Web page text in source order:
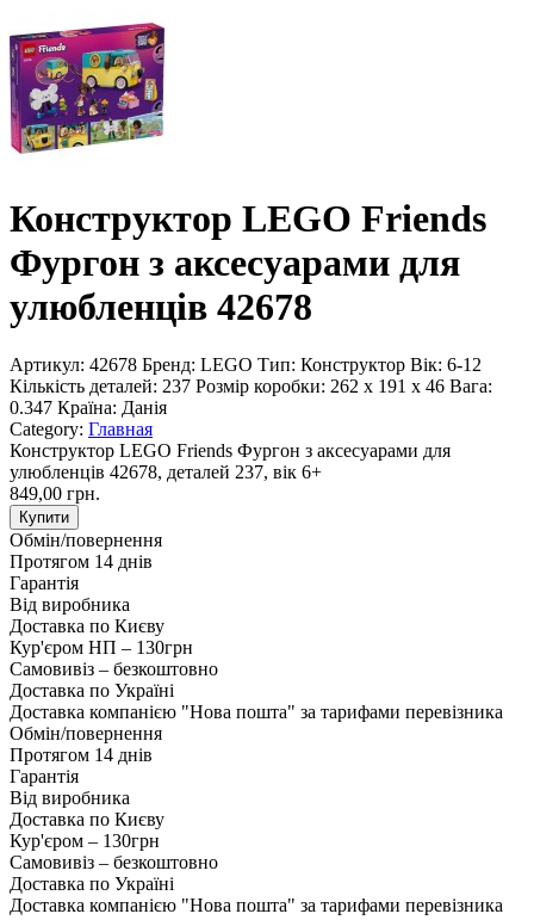
Конструктор LEGO Friends
Фургон з аксесуарами для
улюбленців 42678
Артикул: 42678 Бренд: LEGO Тип: Конструктор Вік: 6-12
Кількість деталей: 237 Розмір коробки: 262 x 191 x 46 Вага:
0.347 Країна: Данія
Category: Главная
Конструктор LEGO Friends Фургон з аксесуарами для
улюбленців 42678, деталей 237, вік 6+
849,00 грн.
Купити
Обмін/повернення
Протягом 14 днів
Гарантія
Від виробника
Доставка по Києву
Кур'єром НП – 130грн
Самовивіз – безкоштовно
Доставка по Україні
Доставка компанією "Нова пошта" за тарифами перевізника
Обмін/повернення
Протягом 14 днів
Гарантія
Від виробника
Доставка по Києву
Кур'єром – 130грн
Самовивіз – безкоштовно
Доставка по Україні
Доставка компанією "Нова пошта" за тарифами перевізника